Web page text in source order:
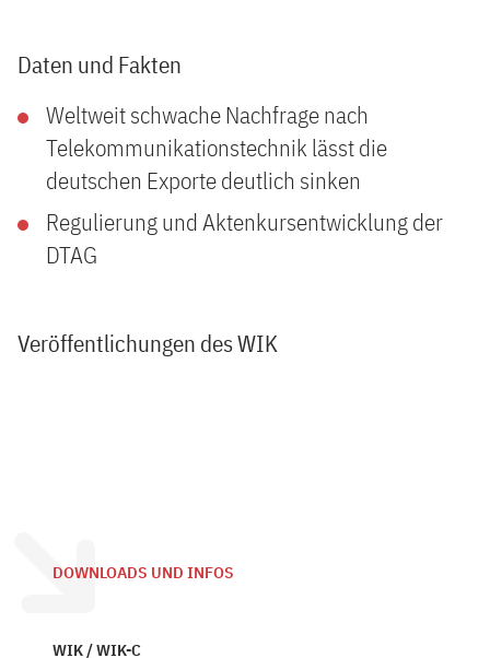
Daten und Fakten
Weltweit schwache Nachfrage nach
Telekommunikationstechnik lässt die
deutschen Exporte deutlich sinken
Regulierung und Aktenkursentwicklung der
DTAG
Veröffentlichungen des WIK
DOWNLOADS UND INFOS
WIK / WIK-C